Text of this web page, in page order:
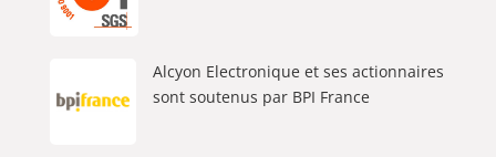
Alcyon Electronique et ses actionnaires
sont soutenus par BPI France